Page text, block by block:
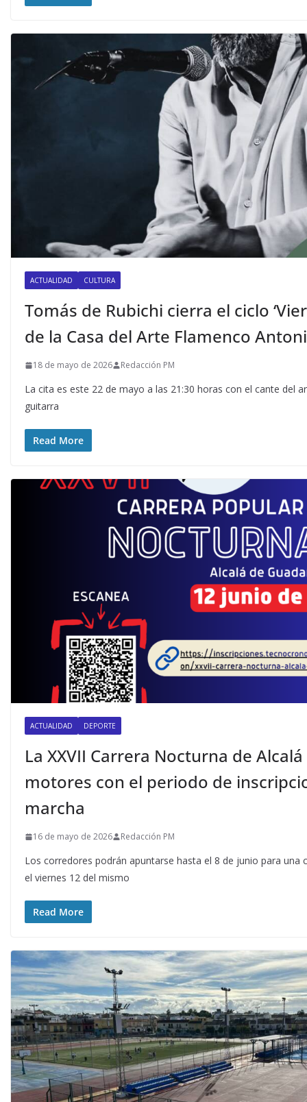
ACTUALIDAD CULTURA
Tomás de Rubichi cierra el ciclo
de la Casa del Arte Flamenco
18 de mayo de 2026 Redacción PM
La cita es este 22 de mayo a las 21:30 horas con el cante del
guitarra
Read More
ACTUALIDAD DEPORTE
La XXVII Carrera Nocturna de
motores con el periodo de
marcha
16 de mayo de 2026 Redacción PM
Los corredores podrán apuntarse hasta el 8 de junio para una
el viernes 12 del mismo
Read More